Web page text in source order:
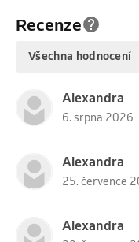
Recenze
Všechna hodnocení
Alexandra
6. srpna 2026
Alexandra
25. července
Alexandra